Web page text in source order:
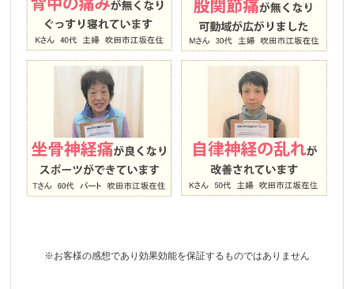
※お客様の感想であり効果効能を保証するものではありません